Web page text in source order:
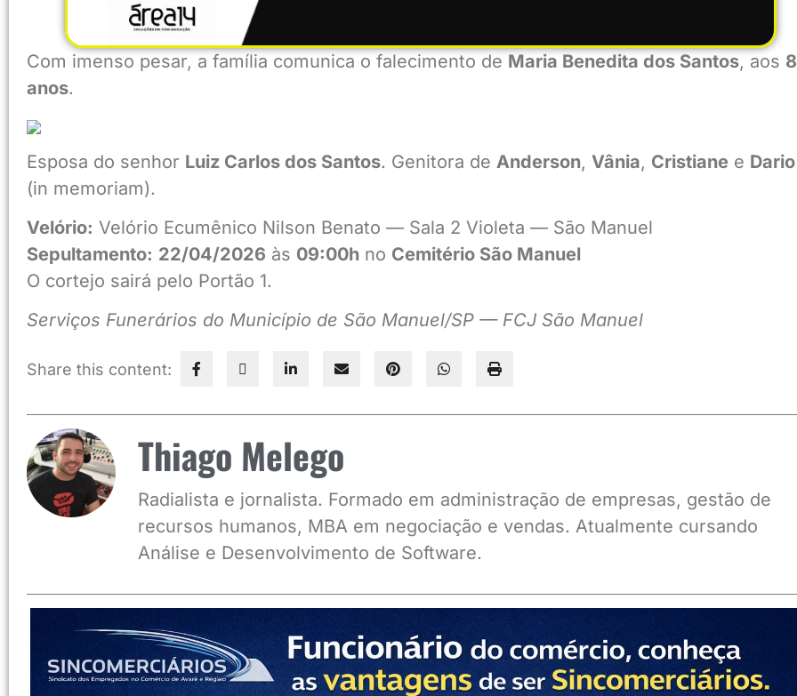
Com imenso pesar, a família comunica o falecimento de Maria Benedita dos Santos, aos
anos.
Esposa do senhor Luiz Carlos dos Santos. Genitora de Anderson, Vânia, Cristiane e Dario
(in memoriam).
Velório: Velório Ecumênico Nilson Benato — Sala 2 Violeta — São Manuel
Sepultamento: 22/04/2026 às 09:00h no Cemitério São Manuel
O cortejo sairá pelo Portão 1.
Serviços Funerários do Município de São Manuel/SP — FCJ São Manuel
Share this content:
Thiago Melego
Radialista e jornalista. Formado em administração de empresas, gestão de
recursos humanos, MBA em negociação e vendas. Atualmente cursando
Análise e Desenvolvimento de Software.